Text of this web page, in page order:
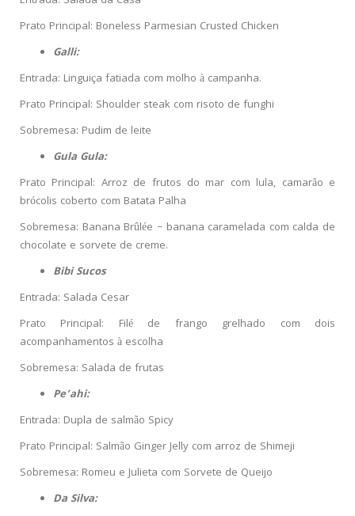
Prato Principal: Boneless Parmesian Crusted Chicken
Galli:
Entrada: Linguiça fatiada com molho à campanha.
Prato Principal: Shoulder steak com risoto de funghi
Sobremesa: Pudim de leite
Gula Gula:
Prato Principal: Arroz de frutos do mar com lula, camarão e
brócolis coberto com Batata Palha
Sobremesa: Banana Brûlée – banana caramelada com calda de
chocolate e sorvete de creme.
Bibi Sucos
Entrada: Salada Cesar
Prato Principal: Filé de frango grelhado com dois
acompanhamentos à escolha
Sobremesa: Salada de frutas
Pe’ahi:
Entrada: Dupla de salmão Spicy
Prato Principal: Salmão Ginger Jelly com arroz de Shimeji
Sobremesa: Romeu e Julieta com Sorvete de Queijo
Da Silva: